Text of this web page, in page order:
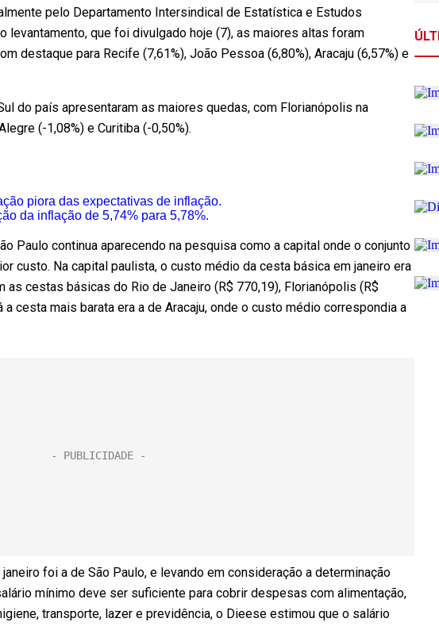
pelo Departamento Intersindical de Estatística e Estudos
levantamento, que foi divulgado hoje (7), as maiores altas foram
destaque para Recife (7,61%), João Pessoa (6,80%), Aracaju (6,57%) e
do país apresentaram as maiores quedas, com Florianópolis na
(-1,08%) e Curitiba (-0,50%).
piora das expectativas de inflação.
da inflação de 5,74% para 5,78%.
Paulo continua aparecendo na pesquisa como a capital onde o conjunto
custo. Na capital paulista, o custo médio da cesta básica em janeiro era
as cestas básicas do Rio de Janeiro (R$ 770,19), Florianópolis (R$
cesta mais barata era a de Aracaju, onde o custo médio correspondia a
foi a de São Paulo, e levando em consideração a determinação
mínimo deve ser suficiente para cobrir despesas com alimentação,
transporte, lazer e previdência, o Dieese estimou que o salário